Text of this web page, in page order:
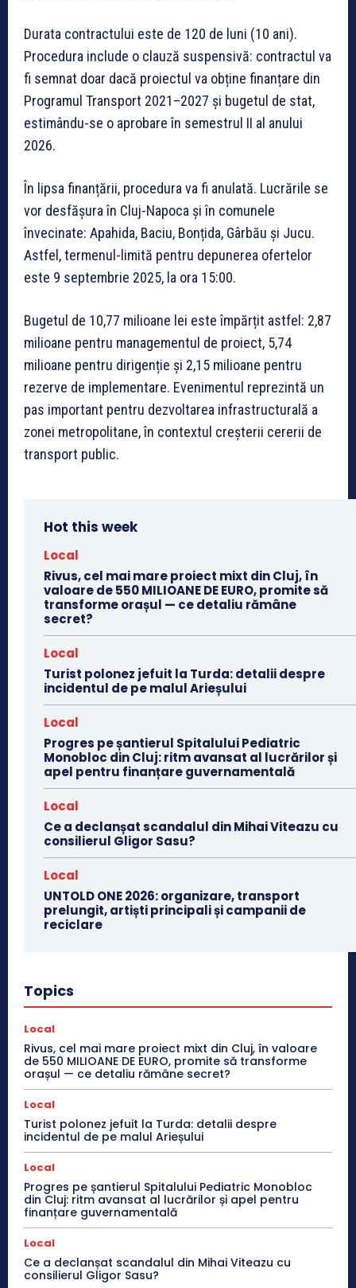
Durata contractului este de 120 de luni (10 ani).
Procedura include o clauză suspensivă: contractul va
fi semnat doar dacă proiectul va obține finanțare din
Programul Transport 2021–2027 și bugetul de stat,
estimându-se o aprobare în semestrul II al anului
2026.
În lipsa finanțării, procedura va fi anulată. Lucrările se
vor desfășura în Cluj-Napoca și în comunele
învecinate: Apahida, Baciu, Bonțida, Gârbău și Jucu.
Astfel, termenul-limită pentru depunerea ofertelor
este 9 septembrie 2025, la ora 15:00.
Bugetul de 10,77 milioane lei este împărțit astfel: 2,87
milioane pentru managementul de proiect, 5,74
milioane pentru dirigenție și 2,15 milioane pentru
rezerve de implementare. Evenimentul reprezintă un
pas important pentru dezvoltarea infrastructurală a
zonei metropolitane, în contextul creșterii cererii de
transport public.
Hot this week
Local
Rivus, cel mai mare proiect mixt din Cluj, în
valoare de 550 MILIOANE DE EURO, promite să
transforme orașul — ce detaliu rămâne
secret?
Local
Turist polonez jefuit la Turda: detalii despre
incidentul de pe malul Arieșului
Local
Progres pe șantierul Spitalului Pediatric
Monobloc din Cluj: ritm avansat al lucrărilor și
apel pentru finanțare guvernamentală
Local
Ce a declanșat scandalul din Mihai Viteazu cu
consilierul Gligor Sasu?
Local
UNTOLD ONE 2026: organizare, transport
prelungit, artiști principali și campanii de
reciclare
Topics
Local
Rivus, cel mai mare proiect mixt din Cluj, în valoare
de 550 MILIOANE DE EURO, promite să transforme
orașul — ce detaliu rămâne secret?
Local
Turist polonez jefuit la Turda: detalii despre
incidentul de pe malul Arieșului
Local
Progres pe șantierul Spitalului Pediatric Monobloc
din Cluj: ritm avansat al lucrărilor și apel pentru
finanțare guvernamentală
Local
Ce a declanșat scandalul din Mihai Viteazu cu
consilierul Gligor Sasu?